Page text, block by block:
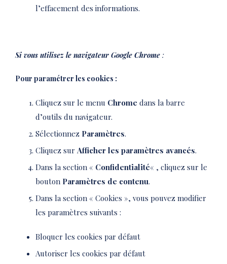
l’effacement des informations.
Si vous utilisez le navigateur Google Chrome :
Pour paramétrer les cookies :
Cliquez sur le menu Chrome dans la barre
d’outils du navigateur.
Sélectionnez Paramètres.
Cliquez sur Afficher les paramètres avancés.
Dans la section « Confidentialité« , cliquez sur le
bouton Paramètres de contenu.
Dans la section « Cookies », vous pouvez modifier
les paramètres suivants :
Bloquer les cookies par défaut
Autoriser les cookies par défaut